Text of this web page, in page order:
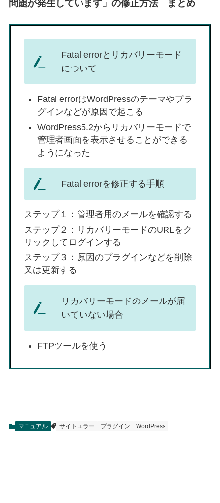
問題が発生しています」の修正方法 まとめ
Fatal errorとリカバリーモード
について
Fatal errorはWordPressのテーマやプラ
グインなどが原因で起こる
WordPress5.2からリカバリーモードで
管理者画面を表示させることができる
ようになった
Fatal errorを修正する手順
ステップ１：管理者用のメールを確認する
ステップ２：リカバリーモードのURLをク
リックしてログインする
ステップ３：原因のプラグインなどを削除
又は更新する
リカバリーモードのメールが届
いていない場合
FTPツールを使う
マニュアル サイトエラー プラグイン WordPress